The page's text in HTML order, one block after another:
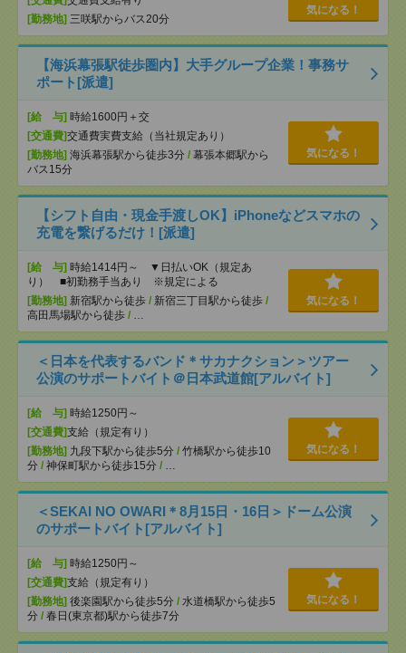
[勤務地] 三咲駅からバス20分
気になる！
【海浜幕張駅徒歩圏内】大手グループ企業！事務サ
ポート[派遣]
[給 与] 時給1600円＋交
[交通費]交通費実費支給（当社規定あり）
[勤務地] 海浜幕張駅から徒歩3分 / 幕張本郷駅から
バス15分
気になる！
【シフト自由・現金手渡しOK】iPhoneなどスマホの
充電を繋げるだけ！[派遣]
[給 与] 時給1414円～ ▼日払いOK（規定あ
り） ■初勤務手当あり ※規定による
[勤務地] 新宿駅から徒歩 / 新宿三丁目駅から徒歩 /
高田馬場駅から徒歩 / …
気になる！
＜日本を代表するバンド＊サカナクション＞ツアー
公演のサポートバイト＠日本武道館[アルバイト]
[給 与] 時給1250円～
[交通費]支給（規定有り）
[勤務地] 九段下駅から徒歩5分 / 竹橋駅から徒歩10
分 / 神保町駅から徒歩15分 / …
気になる！
＜SEKAI NO OWARI＊8月15日・16日＞ドーム公演
のサポートバイト[アルバイト]
[給 与] 時給1250円～
[交通費]支給（規定有り）
[勤務地] 後楽園駅から徒歩5分 / 水道橋駅から徒歩5
分 / 春日(東京都)駅から徒歩7分
気になる！